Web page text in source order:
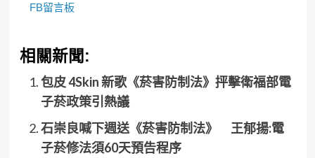
FB留言板
相關新聞:
包皮 4Skin 新歌《菸害防制法》抨擊衛福部電
子菸政策引熱議
石崇良喊下週送《菸害防制法》 王郁揚:電
子菸修法須60天預告程序